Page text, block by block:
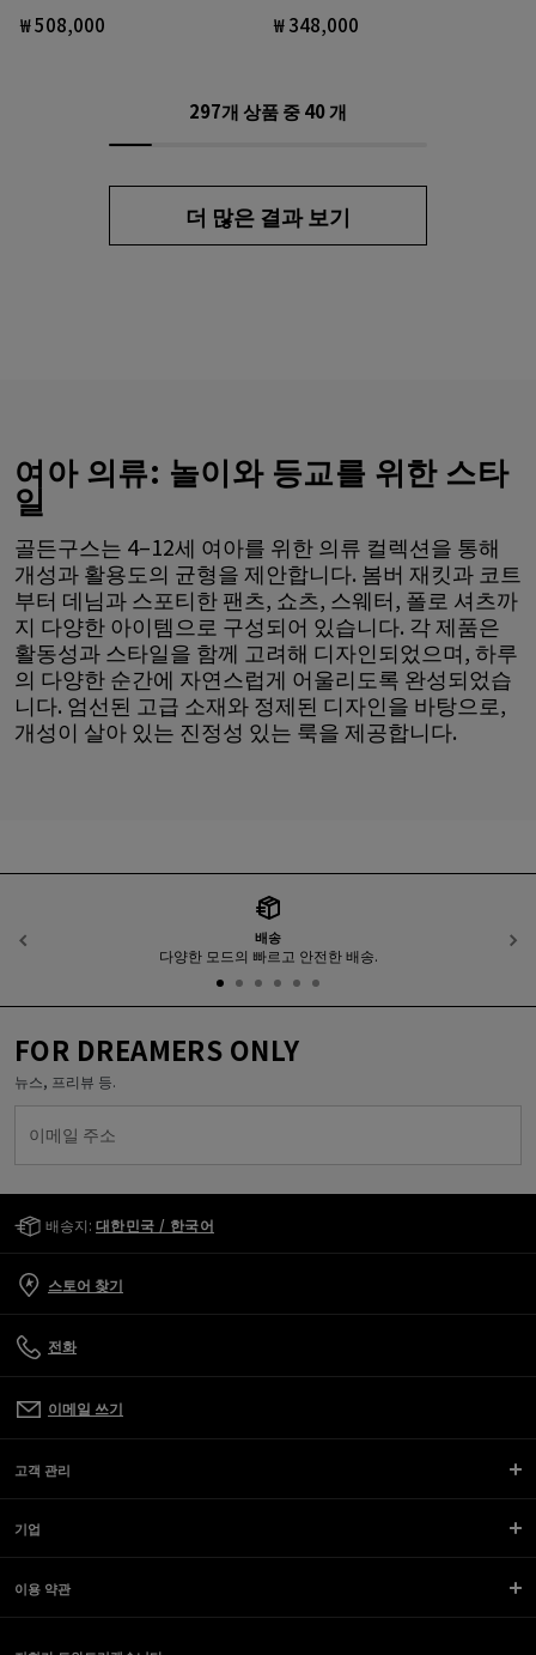
₩ 508,000 ₩ 348,000
297개 상품 중40개
더 많은 결과 보기
여아 의류: 놀이와 등교를 위한 스타
일
골든구스는 4–12세 여아를 위한 의류 컬렉션을 통해
개성과 활용도의 균형을 제안합니다. 봄버 재킷과 코트
부터 데님과 스포티한 팬츠, 쇼츠, 스웨터, 폴로 셔츠까
지 다양한 아이템으로 구성되어 있습니다. 각 제품은
활동성과 스타일을 함께 고려해 디자인되었으며, 하루
의 다양한 순간에 자연스럽게 어울리도록 완성되었습
니다. 엄선된 고급 소재와 정제된 디자인을 바탕으로,
개성이 살아 있는 진정성 있는 룩을 제공합니다.
배송
다양한 모드의 빠르고 안전한 배송.
이전
FOR DREAMERS ONLY
뉴스, 프리뷰 등.
이메일 주소
배송지: 대한민국 / 한국어
스토어 찾기
전화
이메일 쓰기
고객 관리
기업
이용 약관